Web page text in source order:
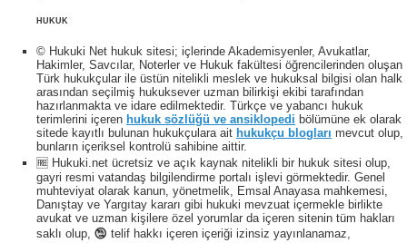
HUKUK
© Hukuki Net hukuk sitesi; içlerinde Akademisyenler, Avukatlar,
Hakimler, Savcılar, Noterler ve Hukuk fakültesi öğrencilerinden oluşan
Türk hukukçular ile üstün nitelikli meslek ve hukuksal bilgisi olan halk
arasından seçilmiş hukuksever uzman bilirkişi ekibi tarafından
hazırlanmakta ve idare edilmektedir. Türkçe ve yabancı hukuk
terimlerini içeren hukuk sözlüğü ve ansiklopedi bölümüne ek olarak
sitede kayıtlı bulunan hukukçulara ait hukukçu blogları mevcut olup,
bunların içeriksel kontrolü sahibine aittir.
🆓 Hukuki.net ücretsiz ve açık kaynak nitelikli bir hukuk sitesi olup,
gayri resmi vatandaş bilgilendirme portalı işlevi görmektedir. Genel
muhteviyat olarak kanun, yönetmelik, Emsal Anayasa mahkemesi,
Danıştay ve Yargıtay kararı gibi hukuki mevzuat içermekle birlikte
avukat ve uzman kişilere özel yorumlar da içeren sitenin tüm hakları
saklı olup, 🕲 telif hakkı içeren içeriği izinsiz yayınlanamaz,